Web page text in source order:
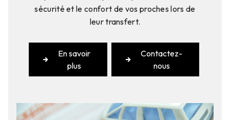
sécurité et le confort de vos proches lors de
leur transfert.
En savoir
plus
Contactez-
nous